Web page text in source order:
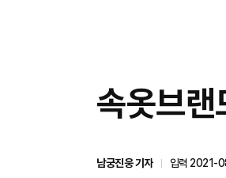
속옷브
남궁진웅 기자 입력 2021-